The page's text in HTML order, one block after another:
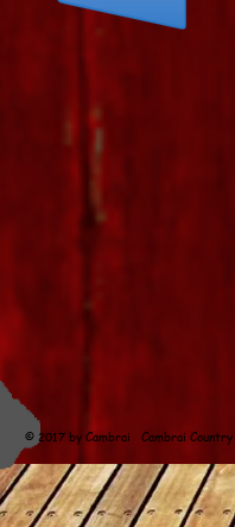
© 2017 by Cambrai Cambrai